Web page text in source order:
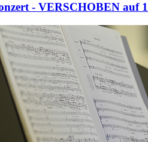
- VERSCHOBEN auf